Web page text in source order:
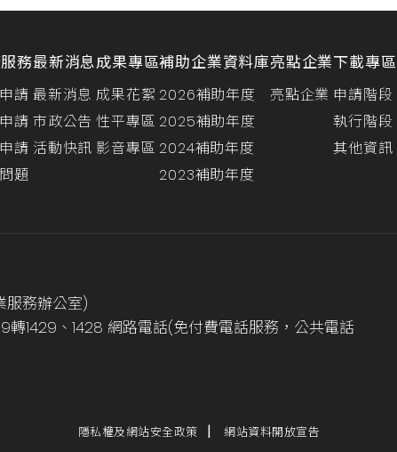
務
請
請
請
題
最新消息
最新消息
市政公告
活動快訊
成果專區
成果花絮
性平專區
影音專區
補助企業資料庫
2026補助年度
2025補助年度
2024補助年度
2023補助年度
亮點企業
亮點企業
下載專區
申請階段
執行階段
其他資訊
服務辦公室)
1429、1428 網路電話(免付費電話服務，公共電話
隱私權及網站安全政策 網站資料開放宣告